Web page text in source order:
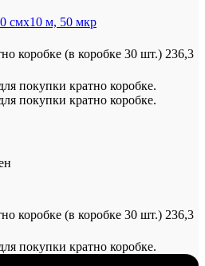
смх10 м, 50 мкр
коробке (в коробке 30 шт.) 236,3
покупки кратно коробке.
покупки кратно коробке.
коробке (в коробке 30 шт.) 236,3
покупки кратно коробке.